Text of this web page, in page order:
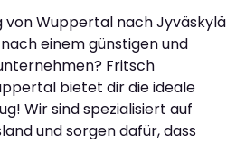
von Wuppertal nach Jyväskylä
einem günstigen und
Fritsch
bietet dir die ideale
Wir sind spezialisiert auf
und sorgen dafür, dass